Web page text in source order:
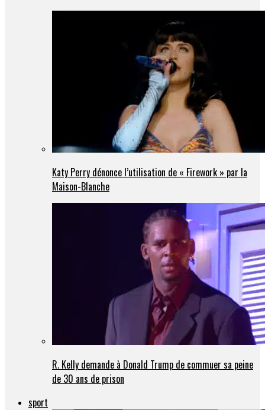
Katy Perry dénonce l’utilisation de « Firework » par la
Maison-Blanche
R. Kelly demande à Donald Trump de commuer sa peine
de 30 ans de prison
sport